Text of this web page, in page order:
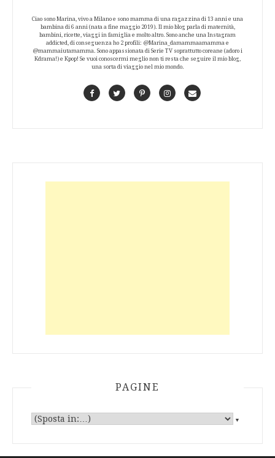
Ciao sono Marina, vivo a Milano e sono mamma di una ragazzina di 13 anni e una
bambina di 6 anni (nata a fine maggio 2019). Il mio blog parla di maternità,
bambini, ricette, viaggi in famiglia e molto altro. Sono anche una Instagram
addicted, di conseguenza ho 2 profili: @Marina_damammaamamma e
@mammaiutamamma. Sono appassionata di Serie TV soprattutto coreane (adoro i
Kdrama!) e Kpop! Se vuoi conoscermi meglio non ti resta che seguire il mio blog,
una sorta di viaggio nel mio mondo.
FacebookTwitterPinterestInstagramContact
PAGINE
▼